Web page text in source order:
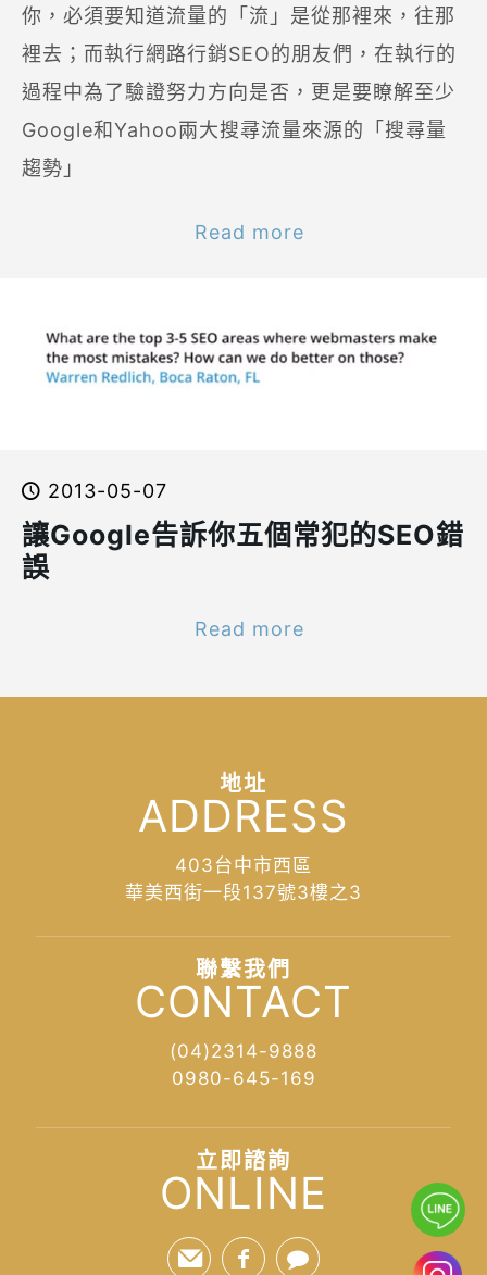
你，必須要知道流量的「流」是從那裡來，往那
裡去；而執行網路行銷SEO的朋友們，在執行的
過程中為了驗證努力方向是否，更是要瞭解至少
Google和Yahoo兩大搜尋流量來源的「搜尋量
趨勢」
Read more
2013-05-07
讓Google告訴你五個常犯的SEO錯
誤
Read more
地址
ADDRESS
403台中市西區
華美西街一段137號3樓之3
聯繫我們
CONTACT
(04)2314-9888
0980-645-169
立即諮詢
ONLINE